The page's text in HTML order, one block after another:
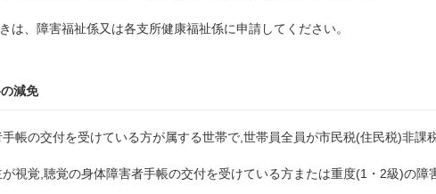
は、障害福祉係又は各支所健康福祉係に申請してください。
減免
帳の交付を受けている方が属する世帯で,世帯員全員が市民税(住民税)非課
視覚,聴覚の身体障害者手帳の交付を受けている方または重度(1・2級)の障